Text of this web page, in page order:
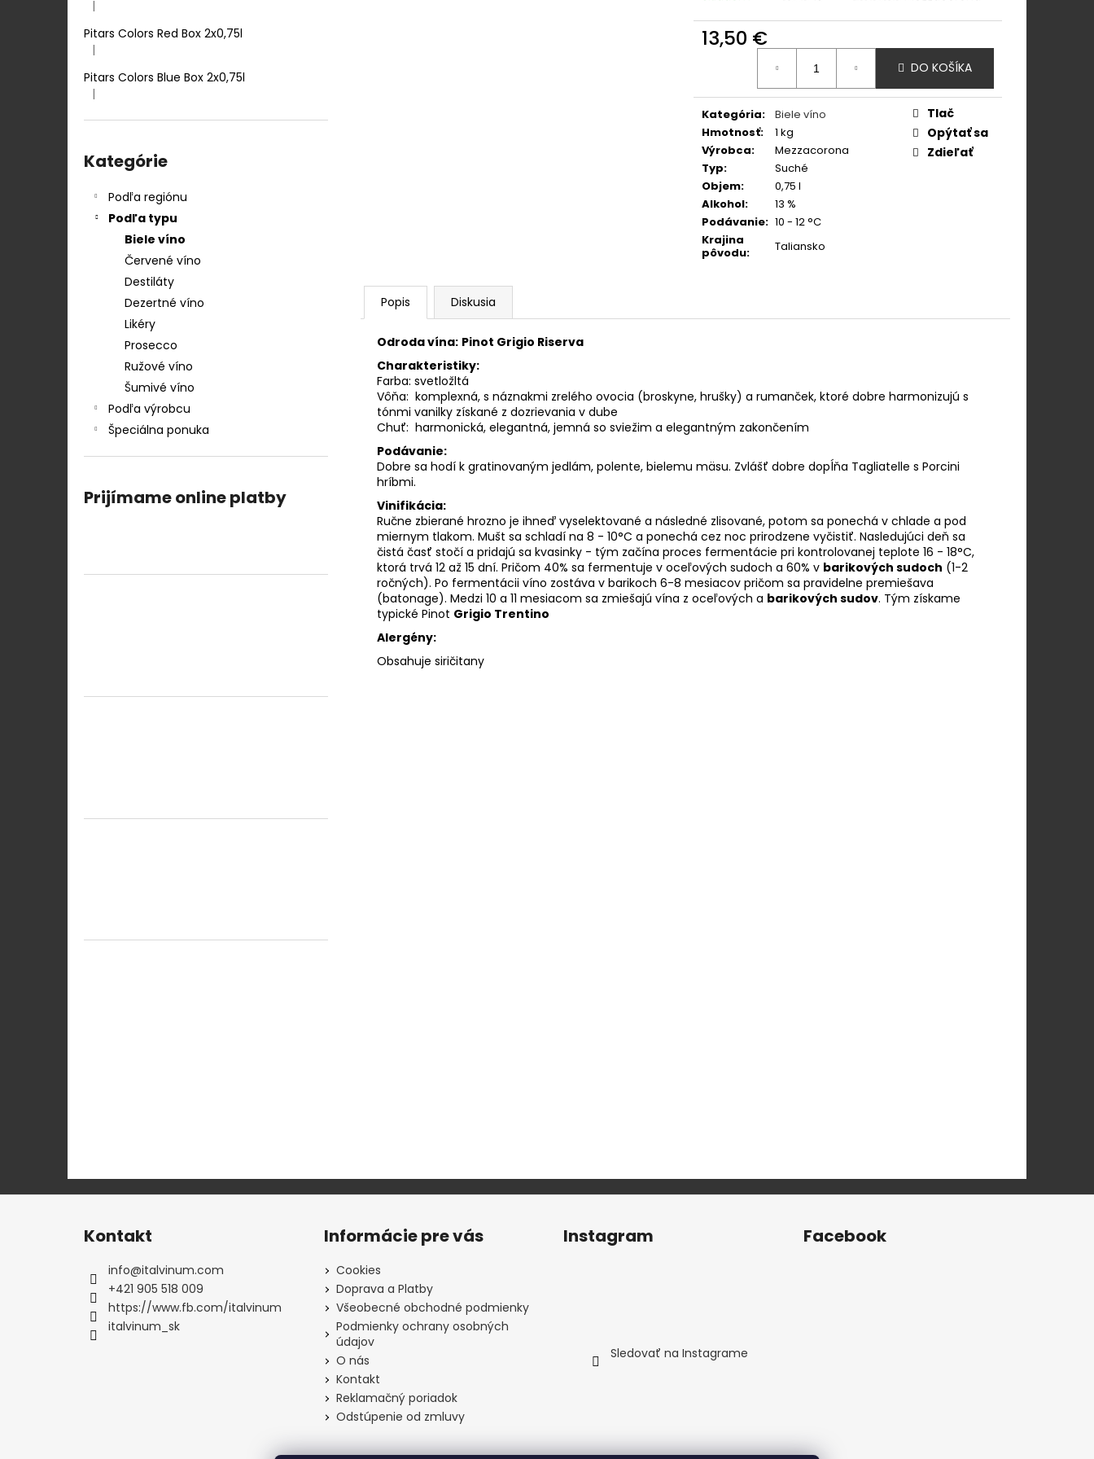
Hodnotenie produktu je 5 z 5 hviezdičiek.
|
Pitars Colors Red Box 2x0,75l
Hodnotenie produktu je 5 z 5 hviezdičiek.
|
Pitars Colors Blue Box 2x0,75l
Hodnotenie produktu je 5 z 5 hviezdičiek.
|
kategórie
Kategórie
Podľa regiónu
Podľa typu
Biele víno
Červené víno
Destiláty
Dezertné víno
Likéry
Prosecco
Ružové víno
Šumivé víno
Podľa výrobcu
Špeciálna ponuka
Prijímame online platby
13,50 €
Jednotková
DO KOŠÍKA
Kategória:
Biele víno
Hmotnosť:
1 kg
Výrobca:
Mezzacorona
Typ:
Suché
Objem:
0,75 l
Alkohol:
13 %
Podávanie: 10 - 12 °C
Krajina
pôvodu: Taliansko
Tlač
Opýtať sa
Zdieľať
Popis Diskusia
Odroda vína: Pinot Grigio Riserva
Charakteristiky:
Farba: svetložltá
Vôňa: komplexná, s náznakmi zrelého ovocia (broskyne, hrušky) a rumanček, ktoré dobre harmonizujú s
tónmi vanilky získané z dozrievania v dube
Chuť: harmonická, elegantná, jemná so sviežim a elegantným zakončením
Podávanie:
Dobre sa hodí k gratinovaným jedlám, polente, bielemu mäsu. Zvlášť dobre dopĺňa Tagliatelle s Porcini
hríbmi.
Vinifikácia:
Ručne zbierané hrozno je ihneď vyselektované a následné zlisované, potom sa ponechá v chlade a pod
miernym tlakom. Mušt sa schladí na 8 - 10°C a ponechá cez noc prirodzene vyčistiť. Nasledujúci deň sa
čistá časť stočí a pridajú sa kvasinky - tým začína proces fermentácie pri kontrolovanej teplote 16 - 18°C,
ktorá trvá 12 až 15 dní. Pričom 40% sa fermentuje v oceľových sudoch a 60% v barikových sudoch (1-2
ročných). Po fermentácii víno zostáva v barikoch 6-8 mesiacov pričom sa pravidelne premiešava
(batonage). Medzi 10 a 11 mesiacom sa zmiešajú vína z oceľových a barikových sudov. Tým získame
typické Pinot Grigio Trentino
Alergény:
Obsahuje siričitany
TENUTA ULISSE PECORINO TERRE D
´ABRUZZO IGP 0,75 L
12,50 €
TERRE DEL NOCE PINOT GRIGIO ROSÉ
Kontakt
info@italvinum.com
+421 905 518 009
https://www.fb.com/italvinum
italvinum_sk
Informácie pre vás
Cookies
Doprava a Platby
Všeobecné obchodné podmienky
Podmienky ochrany osobných
údajov
O nás
Kontakt
Reklamačný poriadok
Odstúpenie od zmluvy
Instagram
Sledovať na Instagrame
Facebook